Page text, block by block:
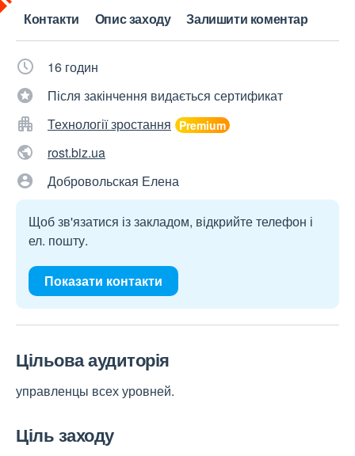
Контакти Опис заходу Залишити коментар
16 годин
Після закінчення видається сертификат
Технології зростання
rost.biz.ua
Добровольская Елена
Щоб зв'язатися із закладом, відкрийте телефон і
ел. пошту.
Показати контакти
Цільова аудиторія
управленцы всех уровней.
Ціль заходу